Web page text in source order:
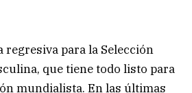
regresiva para la Selección
que tiene todo listo para
mundialista. En las últimas